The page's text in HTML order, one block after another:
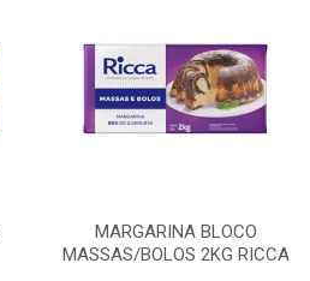
MARGARINA BLOCO
MASSAS/BOLOS 2KG RICCA